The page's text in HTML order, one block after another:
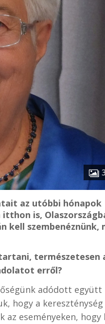
3
az utóbbi hónapok
is,
kell szembenéznünk,
természetesen
erről?
adódott együtt
hogy a kereszténység
az eseményeken, hogy